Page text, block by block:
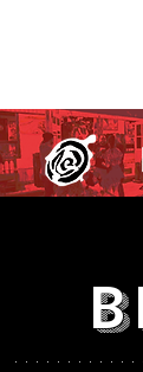
. . . . . . . . . . .